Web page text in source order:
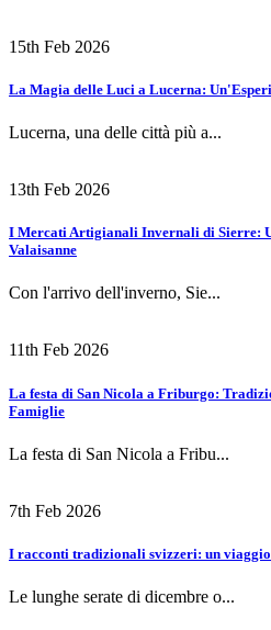
15th Feb 2026
La Magia delle Luci a Lucerna:
Lucerna, una delle città più a...
13th Feb 2026
I Mercati Artigianali Invernali di Sierre:
Valaisanne
Con l'arrivo dell'inverno, Sie...
11th Feb 2026
La festa di San Nicola a Friburgo:
Famiglie
La festa di San Nicola a Fribu...
7th Feb 2026
I racconti tradizionali svizzeri: un viaggio
Le lunghe serate di dicembre o...